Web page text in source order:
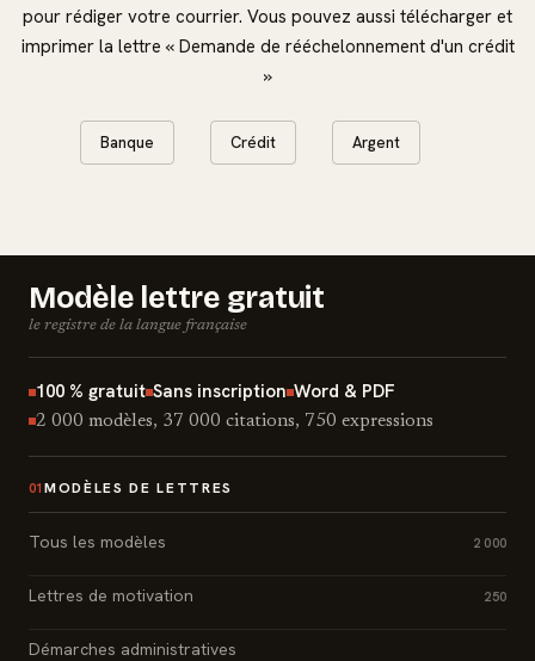
pour rédiger votre courrier. Vous pouvez aussi télécharger et
imprimer la lettre « Demande de rééchelonnement d'un crédit
»
Banque Crédit Argent
Modèle lettre gratuit
le registre de la langue française
100 % gratuit Sans inscription Word & PDF
2 000 modèles, 37 000 citations, 750 expressions
01 MODÈLES DE LETTRES
Tous les modèles 2 000
Lettres de motivation 250
Démarches administratives